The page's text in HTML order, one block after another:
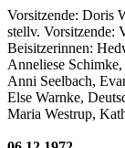
Vorsitzende: Doris
stellv. Vorsitzende:
Beisitzerinnen:
Anneliese
Anni Seelbach,
Else Warnke,
Maria Westrup,